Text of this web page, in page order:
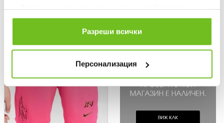
ползването от Ваша страна на услугите им.
Разреши всички
Персонализация